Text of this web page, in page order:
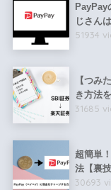
PayPay
じさん
51934
【つみ
き方法
31685
超簡単
法【裏技
30693